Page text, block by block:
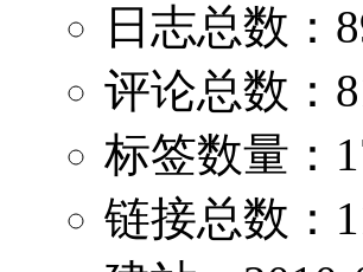
日志总数：
评论总数：
标签数量：
链接总数：